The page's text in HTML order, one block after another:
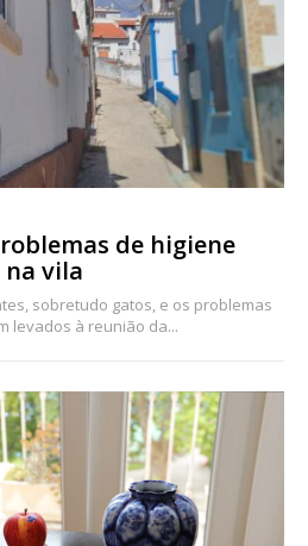
de higiene
vila
sobretudo gatos, e os problemas
levados à reunião da...